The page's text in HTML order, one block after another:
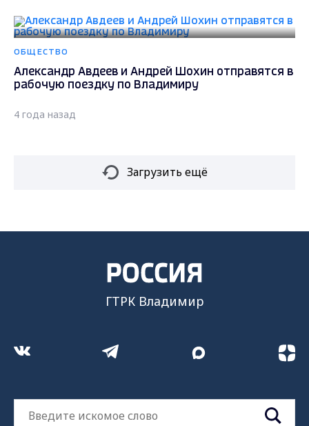
ОБЩЕСТВО
Александр Авдеев и Андрей Шохин отправятся в
рабочую поездку по Владимиру
4 года назад
Загрузить ещё
ГТРК Владимир